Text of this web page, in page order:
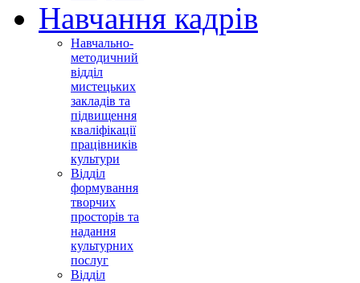
Навчання кадрів
Навчально-
методичний
відділ
мистецьких
закладів та
підвищення
кваліфікації
працівників
культури
Відділ
формування
творчих
просторів та
надання
культурних
послуг
Відділ